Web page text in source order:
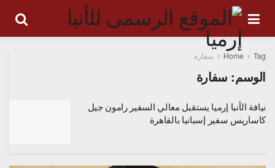
Home Tag سفارة
الوسم: سفارة
نيافة الأنبا إرميا يستقبل معالي السفير رامون جيل
كاساريس سفير إسبانيا بالقاهرة